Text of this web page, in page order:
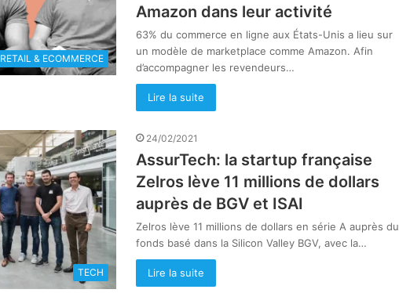
RETAIL & ECOMMERCE
Amazon dans leur activité
63% du commerce en ligne aux États-Unis a lieu sur
un modèle de marketplace comme Amazon. Afin
d’accompagner les revendeurs…
Lire la suite
TECH
24/02/2021
AssurTech: la startup française
Zelros lève 11 millions de dollars
auprès de BGV et ISAI
Zelros lève 11 millions de dollars en série A auprès du
fonds basé dans la Silicon Valley BGV, avec la…
Lire la suite